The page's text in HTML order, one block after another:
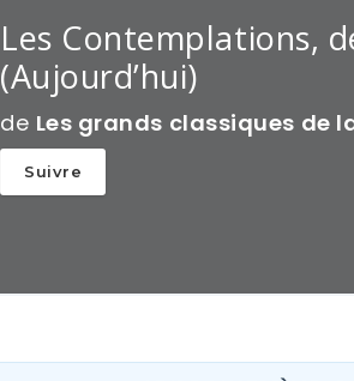
Les Contemplations,
(Aujourd’hui)
de Les grands classiques de
Suivre